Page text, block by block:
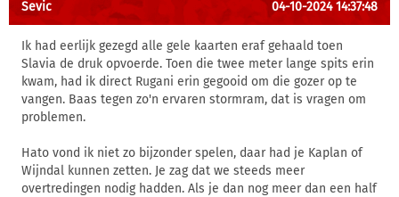
Sevic 04-10-2024 14:37:48
Ik had eerlijk gezegd alle gele kaarten eraf gehaald toen
Slavia de druk opvoerde. Toen die twee meter lange spits erin
kwam, had ik direct Rugani erin gegooid om die gozer op te
vangen. Baas tegen zo'n ervaren stormram, dat is vragen om
problemen.
Hato vond ik niet zo bijzonder spelen, daar had je Kaplan of
Wijndal kunnen zetten. Je zag dat we steeds meer
overtredingen nodig hadden. Als je dan nog meer dan een half